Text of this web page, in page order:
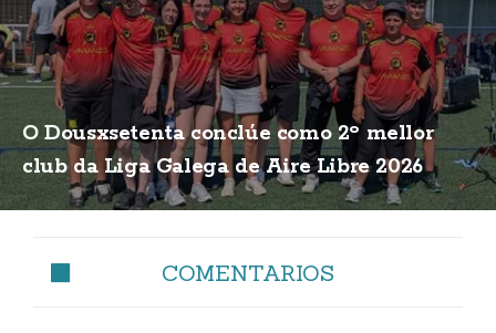
O Dousxsetenta conclúe como 2º mellor
club da Liga Galega de Aire Libre 2026
COMENTARIOS